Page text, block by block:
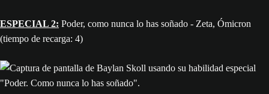
ESPECIAL 2: Poder, como nunca lo has soñado - Zeta, Ómicron
(tiempo de recarga: 4)